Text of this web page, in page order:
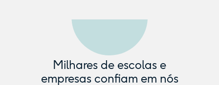
Milhares de escolas e
empresas confiam em nós